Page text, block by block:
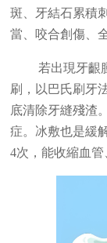
斑、牙結石累積
當、咬合創傷、
若出現牙齦
刷，以巴氏刷牙
底清除牙縫殘渣
症。冰敷也是緩
4次，能收縮血管